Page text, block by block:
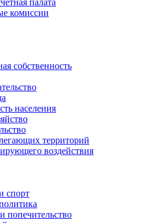
палата
комиссии
собственность
населения
территорий
воздействия
спорт
попечительство